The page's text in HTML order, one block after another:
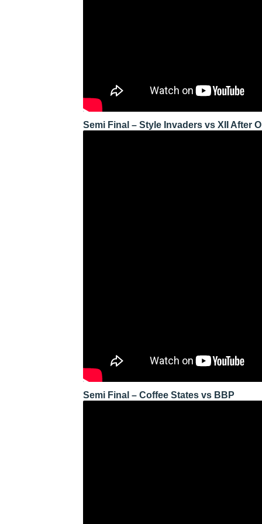
Semi Final – Style Invaders vs XII After
Semi Final – Coffee States vs BBP